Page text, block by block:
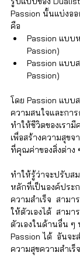
Passion นั้นแบ่งอ
คือ
Passion แบบ
Passion)
Passion แบบ
Passion)
โดย Passion แบบ
ความสนใจและกา
ทำให้ชีวิตของเรา
เพื่อสร้างความสุขจ
ที่คุณค่าของสิ่งต่าง
ทำให้รู้ว่าจะปรับส
หลักที่เป็นองค์ประ
ความสำเร็จ  สาม
ให้ตัวเองได้  สาม
ตัวเองในด้านอื่น ๆ
Passion ได้  อันจ
ความสุขความสำเร็